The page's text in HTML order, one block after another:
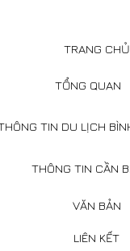
TRANG CHỦ
TỔNG QUAN
TIN DU LỊCH
THÔNG TIN CẦN
VĂN BẢN
LIÊN KẾT